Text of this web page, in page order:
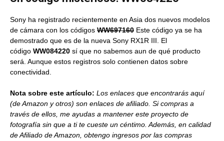
Sony ha registrado recientemente en Asia dos nuevos modelos
de cámara con los códigos WW697160 Este código ya se ha
demostrado que es de la nueva Sony RX1R III. El
código WW084220 sí que no sabemos aun de qué producto
será. Aunque estos registros solo contienen datos sobre
conectividad.
Nota sobre este artículo: Los enlaces que encontrarás aquí
(de Amazon y otros) son enlaces de afiliado. Si compras a
través de ellos, me ayudas a mantener este proyecto de
fotografía sin que a ti te cueste un céntimo. Además, en calidad
de Afiliado de Amazon, obtengo ingresos por las compras